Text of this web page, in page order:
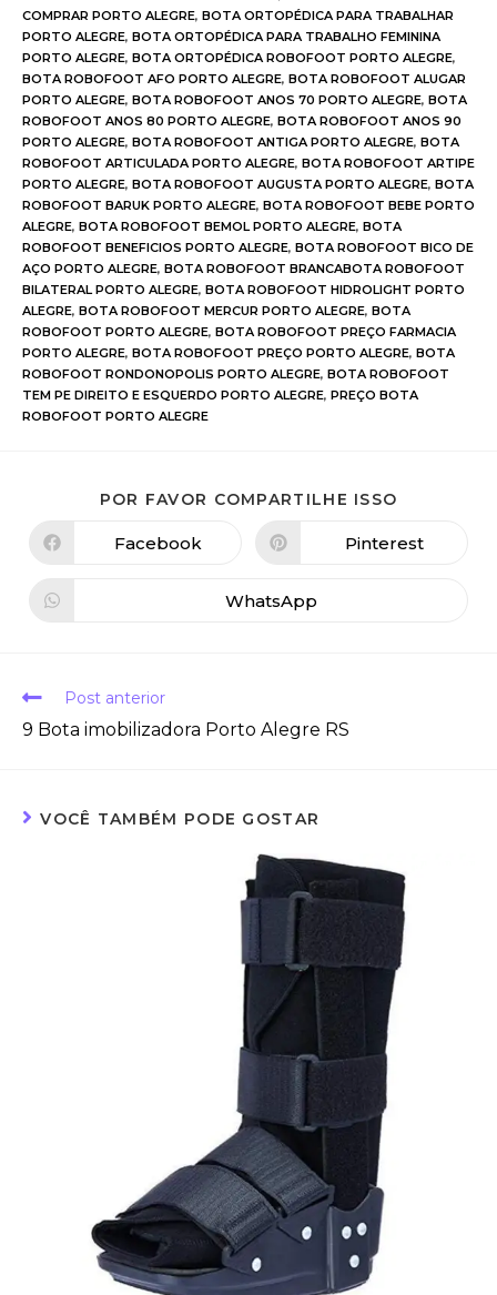
COMPRAR PORTO ALEGRE, BOTA ORTOPÉDICA PARA TRABALHAR
PORTO ALEGRE, BOTA ORTOPÉDICA PARA TRABALHO FEMININA
PORTO ALEGRE, BOTA ORTOPÉDICA ROBOFOOT PORTO ALEGRE,
BOTA ROBOFOOT AFO PORTO ALEGRE, BOTA ROBOFOOT ALUGAR
PORTO ALEGRE, BOTA ROBOFOOT ANOS 70 PORTO ALEGRE, BOTA
ROBOFOOT ANOS 80 PORTO ALEGRE, BOTA ROBOFOOT ANOS 90
PORTO ALEGRE, BOTA ROBOFOOT ANTIGA PORTO ALEGRE, BOTA
ROBOFOOT ARTICULADA PORTO ALEGRE, BOTA ROBOFOOT ARTIPE
PORTO ALEGRE, BOTA ROBOFOOT AUGUSTA PORTO ALEGRE, BOTA
ROBOFOOT BARUK PORTO ALEGRE, BOTA ROBOFOOT BEBE PORTO
ALEGRE, BOTA ROBOFOOT BEMOL PORTO ALEGRE, BOTA
ROBOFOOT BENEFICIOS PORTO ALEGRE, BOTA ROBOFOOT BICO DE
AÇO PORTO ALEGRE, BOTA ROBOFOOT BRANCABOTA ROBOFOOT
BILATERAL PORTO ALEGRE, BOTA ROBOFOOT HIDROLIGHT PORTO
ALEGRE, BOTA ROBOFOOT MERCUR PORTO ALEGRE, BOTA
ROBOFOOT PORTO ALEGRE, BOTA ROBOFOOT PREÇO FARMACIA
PORTO ALEGRE, BOTA ROBOFOOT PREÇO PORTO ALEGRE, BOTA
ROBOFOOT RONDONOPOLIS PORTO ALEGRE, BOTA ROBOFOOT
TEM PE DIREITO E ESQUERDO PORTO ALEGRE, PREÇO BOTA
ROBOFOOT PORTO ALEGRE
POR FAVOR COMPARTILHE ISSO
Facebook Pinterest
WhatsApp
Post anterior
9 Bota imobilizadora Porto Alegre RS
VOCÊ TAMBÉM PODE GOSTAR